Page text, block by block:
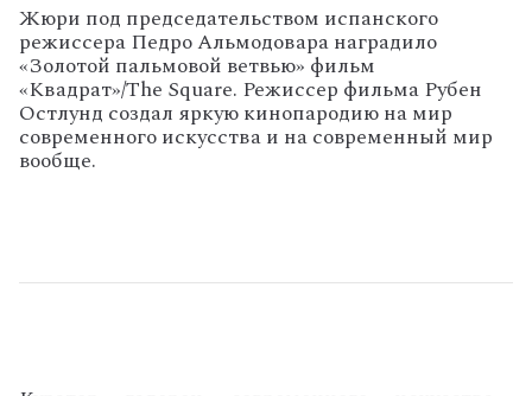
Жюри под председательством испанского
режиссера Педро Альмодовара наградило
«Золотой пальмовой ветвью» фильм
«Квадрат»/The Square. Режиссер фильма Рубен
Остлунд создал яркую кинопародию на мир
современного искусства и на современный мир
вообще.